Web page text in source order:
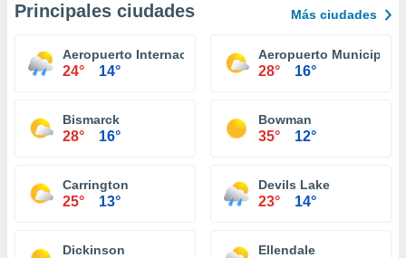
Principales ciudades Más ciudades
Aeropuerto Internacional Grand Forks
24° 14°
Aeropuerto Municipal
28° 16°
Bismarck
28° 16°
Bowman
35° 12°
Carrington
25° 13°
Devils Lake
23° 14°
Dickinson Ellendale